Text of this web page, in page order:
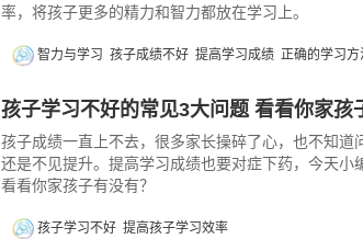
率，将孩子更多的精力和智力都放在学习上。
智力与学习 孩子成绩不好 提高学习成绩 正确的学习方
孩子学习不好的常见3大问题 看看你家孩
孩子成绩一直上不去，很多家长操碎了心，也不知
还是不见提升。提高学习成绩也要对症下药，今天小
看看你家孩子有没有？
孩子学习不好 提高孩子学习效率